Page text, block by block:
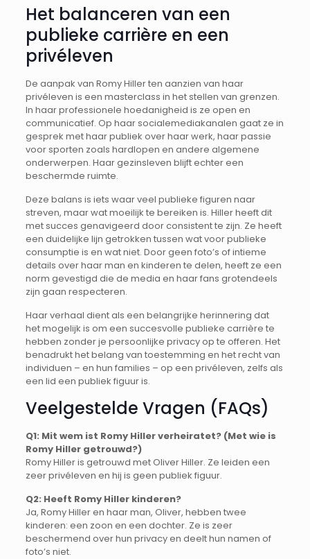
Het balanceren van een
publieke carrière en een
privéleven
De aanpak van Romy Hiller ten aanzien van haar
privéleven is een masterclass in het stellen van grenzen.
In haar professionele hoedanigheid is ze open en
communicatief. Op haar socialemediakanalen gaat ze in
gesprek met haar publiek over haar werk, haar passie
voor sporten zoals hardlopen en andere algemene
onderwerpen. Haar gezinsleven blijft echter een
beschermde ruimte.
Deze balans is iets waar veel publieke figuren naar
streven, maar wat moeilijk te bereiken is. Hiller heeft dit
met succes genavigeerd door consistent te zijn. Ze heeft
een duidelijke lijn getrokken tussen wat voor publieke
consumptie is en wat niet. Door geen foto’s of intieme
details over haar man en kinderen te delen, heeft ze een
norm gevestigd die de media en haar fans grotendeels
zijn gaan respecteren.
Haar verhaal dient als een belangrijke herinnering dat
het mogelijk is om een succesvolle publieke carrière te
hebben zonder je persoonlijke privacy op te offeren. Het
benadrukt het belang van toestemming en het recht van
individuen – en hun families – op een privéleven, zelfs als
een lid een publiek figuur is.
Veelgestelde Vragen (FAQs)
Q1: Mit wem ist Romy Hiller verheiratet? (Met wie is
Romy Hiller getrouwd?)
Romy Hiller is getrouwd met Oliver Hiller. Ze leiden een
zeer privéleven en hij is geen publiek figuur.
Q2: Heeft Romy Hiller kinderen?
Ja, Romy Hiller en haar man, Oliver, hebben twee
kinderen: een zoon en een dochter. Ze is zeer
beschermend over hun privacy en deelt hun namen of
foto’s niet.